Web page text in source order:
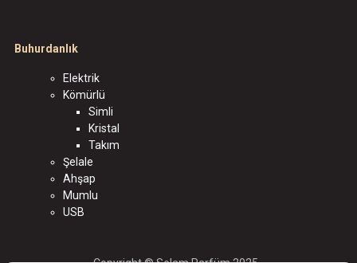
Buhurdanlık
Elektrik
Kömürlü
Simli
Kristal
Takım
Şelale
Ahşap
Mumlu
USB